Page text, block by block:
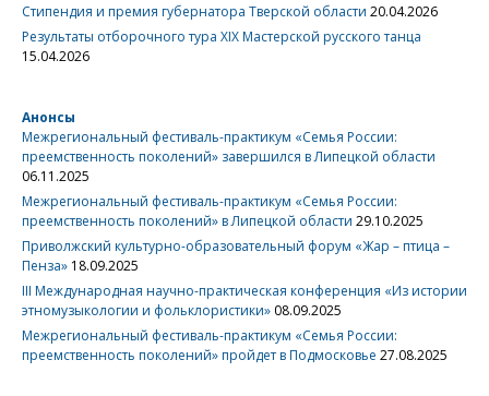
Стипендия и премия губернатора Тверской области 20.04.2026
Результаты отборочного тура XIX Мастерской русского танца
15.04.2026
Анонсы
Межрегиональный фестиваль-практикум «Семья России:
преемственность поколений» завершился в Липецкой области
06.11.2025
Межрегиональный фестиваль-практикум «Семья России:
преемственность поколений» в Липецкой области 29.10.2025
Приволжский культурно-образовательный форум «Жар – птица –
Пенза» 18.09.2025
III Международная научно-практическая конференция «Из истории
этномузыкологии и фольклористики» 08.09.2025
Межрегиональный фестиваль-практикум «Семья России:
преемственность поколений» пройдет в Подмосковье 27.08.2025